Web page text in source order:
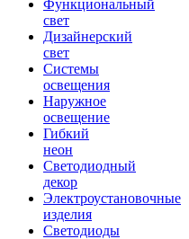
Функциональный
свет
Дизайнерский
свет
Системы
освещения
Наружное
освещение
Гибкий
неон
Светодиодный
декор
Электроустановочные
изделия
Светодиоды